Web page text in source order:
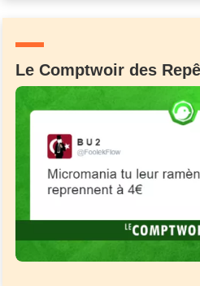
Le Comptwoir des
C'EST